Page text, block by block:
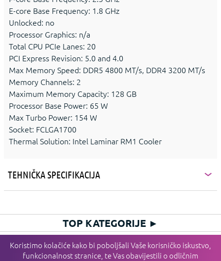
E-core Base Frequency: 1.8 GHz
Unlocked: no
Processor Graphics: n/a
Total CPU PCIe Lanes: 20
PCI Express Revision: 5.0 and 4.0
Max Memory Speed: DDR5 4800 MT/s, DDR4 3200 MT/s
Memory Channels: 2
Maximum Memory Capacity: 128 GB
Processor Base Power: 65 W
Max Turbo Power: 154 W
Socket: FCLGA1700
Thermal Solution: Intel Laminar RM1 Cooler
TEHNIČKA SPECIFIKACIJA
Koristimo kolačiće kako bi poboljšali Vaše korisničko iskustvo,
funkcionalnost stranice, te Vas obavijestili o odličnim
TOP KATEGORIJE ►
HIT KATEGORIJE ►
PLAĆANJE I DOSTAVA►